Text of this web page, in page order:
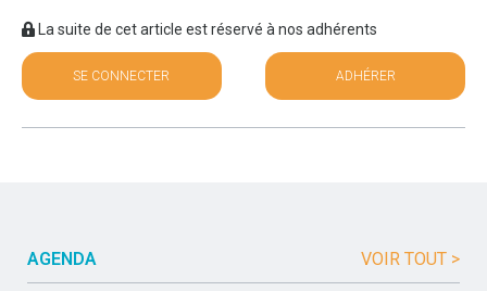
La suite de cet article est réservé à nos adhérents
SE CONNECTER ADHÉRER
AGENDA VOIR TOUT >